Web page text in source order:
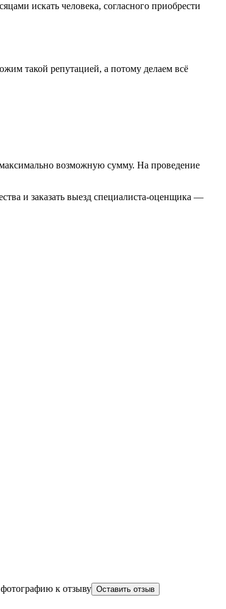
искать человека, согласного приобрести
такой репутацией, а потому делаем всё
возможную сумму. На проведение
и заказать выезд специалиста-оценщика —
к отзыву